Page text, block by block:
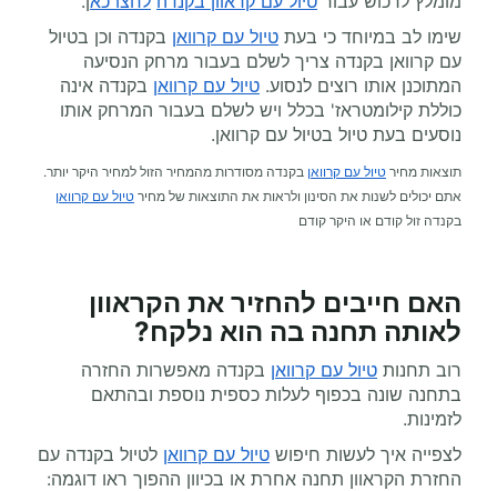
שימו לב במיוחד כי בעת טיול עם קרוואן בקנדה וכן בטיול
עם קרוואן בקנדה צריך לשלם בעבור מרחק הנסיעה
המתוכנן אותו רוצים לנסוע. טיול עם קרוואן בקנדה אינה
כוללת קילומטראז' בכלל ויש לשלם בעבור המרחק אותו
נוסעים בעת טיול בטיול עם קרוואן.
תוצאות מחיר טיול עם קרוואן בקנדה מסודרות מהמחיר הזול למחיר היקר יותר.
אתם יכולים לשנות את הסינון ולראות את התוצאות של מחיר טיול עם קרוואן
בקנדה זול קודם או היקר קודם
האם חייבים להחזיר את הקראוון
לאותה תחנה בה הוא נלקח?
רוב תחנות טיול עם קרוואן בקנדה מאפשרות החזרה
בתחנה שונה בכפוף לעלות כספית נוספת ובהתאם
לזמינות.
לצפייה איך לעשות חיפוש טיול עם קרוואן לטיול בקנדה עם
החזרת הקראוון תחנה אחרת או בכיוון ההפוך ראו דוגמה: